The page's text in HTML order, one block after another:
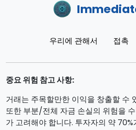
우리에 관해서 접촉
중요 위험 참고 사항:
거래는 주목할만한 이익을 창출할 수
또한 부분/전체 자금 손실의 위험을
가 고려해야 합니다. 투자자의 약